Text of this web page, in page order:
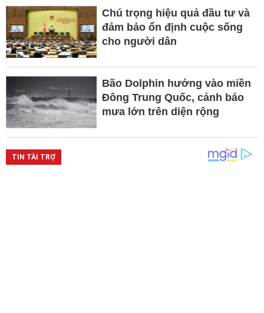
Chú trọng hiệu quả đầu tư và
đảm bảo ổn định cuộc sống
cho người dân
Bão Dolphin hướng vào miền
Đông Trung Quốc, cảnh báo
mưa lớn trên diện rộng